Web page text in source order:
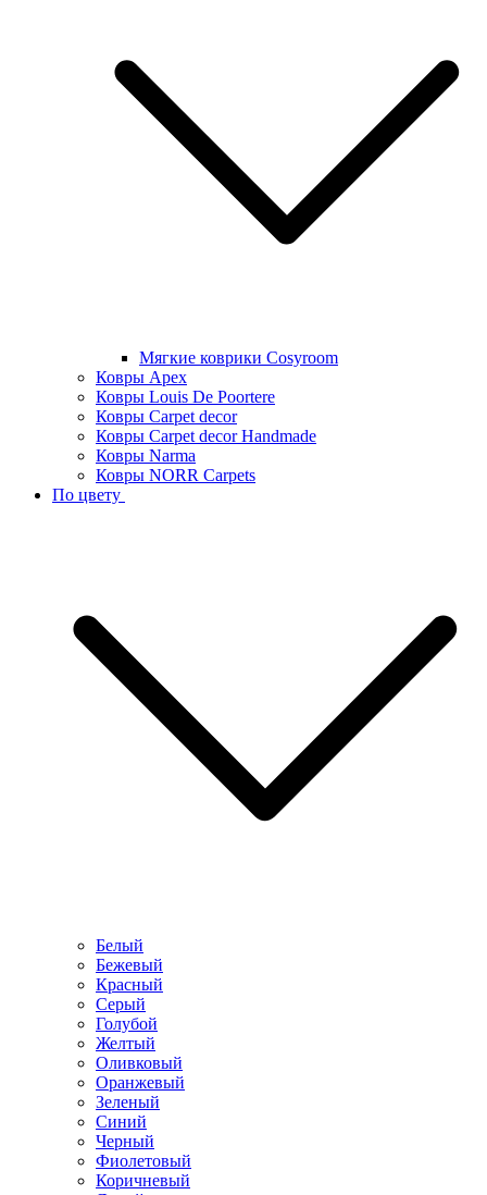
Мягкие коврики Cosyroom
Ковры Apex
Ковры Louis De Poortere
Ковры Carpet decor
Ковры Carpet decor Handmade
Ковры Narma
Ковры NORR Carpets
По цвету
Белый
Бежевый
Красный
Серый
Голубой
Желтый
Оливковый
Оранжевый
Зеленый
Синий
Черный
Фиолетовый
Коричневый